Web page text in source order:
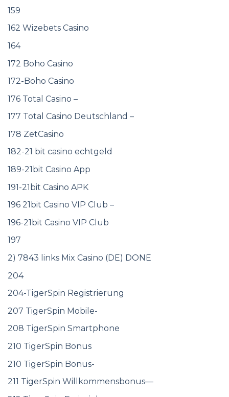
159
162 Wizebets Casino
164
172 Boho Casino
172-Boho Casino
176 Total Casino –
177 Total Casino Deutschland –
178 ZetCasino
182-21 bit casino echtgeld
189-21bit Casino App
191-21bit Casino APK
196 21bit Casino VIP Club –
196-21bit Casino VIP Club
197
2) 7843 links Mix Casino (DE) DONE
204
204-TigerSpin Registrierung
207 TigerSpin Mobile-
208 TigerSpin Smartphone
210 TigerSpin Bonus
210 TigerSpin Bonus-
211 TigerSpin Willkommensbonus—